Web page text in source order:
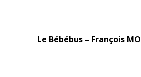
Le Bébébus – François